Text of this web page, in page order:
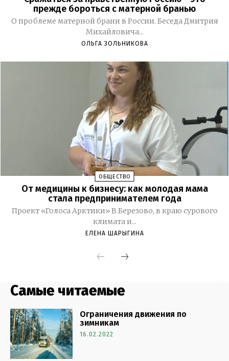
Самые читаемые
Ограничения движения по
зимникам
16.02.2022